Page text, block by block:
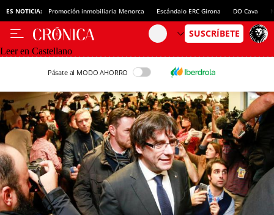
ES NOTICIA: Promoción inmobiliaria Menorca Escándalo ERC Girona DO Cava
Leer en Castellano
Pásate al MODO AHORRO